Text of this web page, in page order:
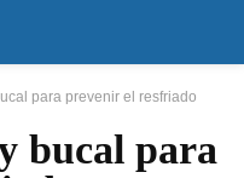
para prevenir el resfriado
bucal para